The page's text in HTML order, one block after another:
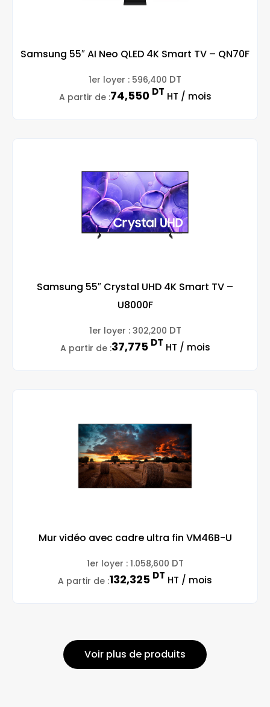
Samsung 55″ AI Neo QLED 4K Smart TV – QN70F
1er loyer : 596,400 DT
A partir de :74,550 DT HT / mois
Samsung 55″ Crystal UHD 4K Smart TV –
U8000F
1er loyer : 302,200 DT
A partir de :37,775 DT HT / mois
Mur vidéo avec cadre ultra fin VM46B-U
1er loyer : 1.058,600 DT
A partir de :132,325 DT HT / mois
Voir plus de produits